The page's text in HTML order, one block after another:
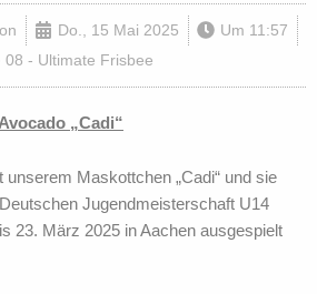
Do., 15 Mai 2025 Um 11:57
08 - Ultimate Frisbee
„Cadi“
Maskottchen „Cadi“ und sie
Jugendmeisterschaft U14
23. März 2025 in Aachen ausgespielt